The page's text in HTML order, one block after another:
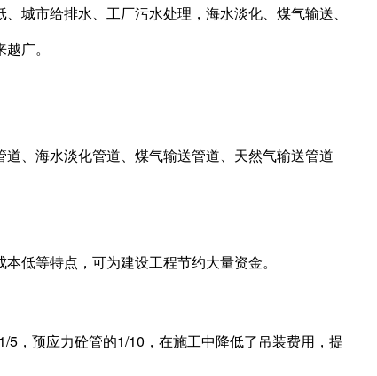
城市给排水、工厂污水处理，海水淡化、煤气输送、
广。
、海水淡化管道、煤气输送管道、天然气输送管道
低等特点，可为建设工程节约大量资金。
，预应力砼管的1/10，在施工中降低了吊装费用，提